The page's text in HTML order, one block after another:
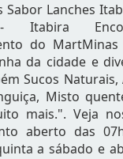
Sabor Lanches
- Itabira
do
da cidade e
Sucos Naturais,
Misto
mais.". Veja
aberto das
a sábado e